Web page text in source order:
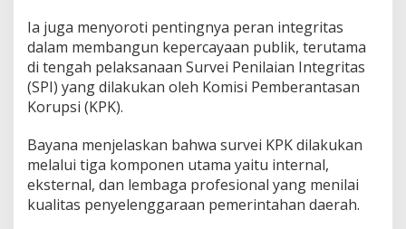
t
i
n
g
n
I
n
t
e
Ia juga menyoroti pentingnya peran integritas
dalam membangun kepercayaan publik, terutama
di tengah pelaksanaan Survei Penilaian Integritas
(SPI) yang dilakukan oleh Komisi Pemberantasan
Korupsi (KPK).
Bayana menjelaskan bahwa survei KPK dilakukan
melalui tiga komponen utama yaitu internal,
eksternal, dan lembaga profesional yang menilai
kualitas penyelenggaraan pemerintahan daerah.